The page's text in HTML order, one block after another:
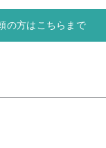
の方はこちらまで